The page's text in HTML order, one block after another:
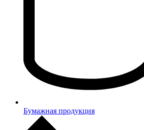
Бумажная продукция